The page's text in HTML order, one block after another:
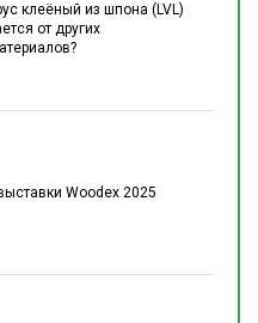
клеёный из шпона (LVL)
от других
Woodex 2025